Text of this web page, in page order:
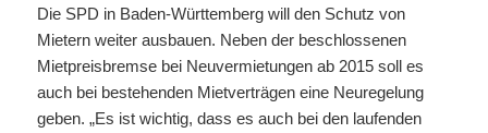
Die SPD in Baden-Württemberg will den Schutz von
Mietern weiter ausbauen. Neben der beschlossenen
Mietpreisbremse bei Neuvermietungen ab 2015 soll es
auch bei bestehenden Mietverträgen eine Neuregelung
geben. „Es ist wichtig, dass es auch bei den laufenden